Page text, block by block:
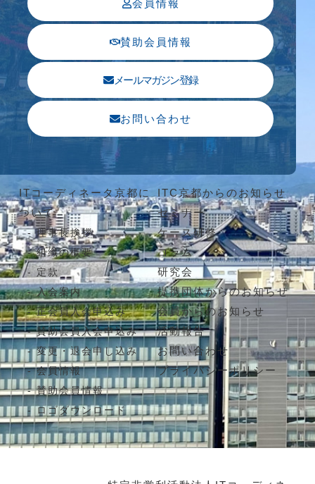
会員情報
賛助会員情報
メールマガジン登録
お問い合わせ
ITコーディネータ京都に
ついて
理事長挨拶
組織の概要
定款
入会案内
正会員入会申込み
賛助会員入会申込み
変更・退会申し込み
会員情報
賛助会員情報
ロゴダウンロード
ITC京都からのお知らせ
セミナー
ケース研修
コラム
研究会
提携団体からのお知らせ
会員からのお知らせ
活動報告
お問い合わせ
プライバシーポリシー